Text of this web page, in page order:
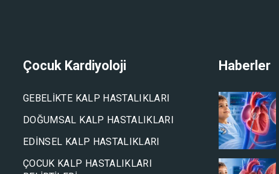
Çocuk Kardiyoloji
GEBELIKTE KALP HASTALIKLARI
DOĞUMSAL KALP HASTALIKLARI
EDINSEL KALP HASTALIKLARI
ÇOCUK KALP HASTALIKLARI
Haberler